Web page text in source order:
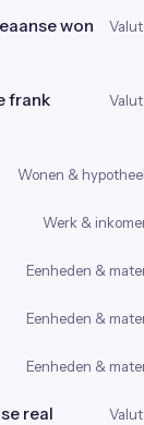
won
frank
Wonen &
Werk &
Eenheden &
Eenheden &
Eenheden &
real